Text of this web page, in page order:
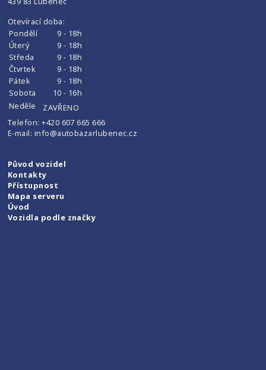
Otevírací doba:
Pondělí
9 - 18h
Úterý
9 - 18h
Středa
9 - 18h
Čtvrtek
9 - 18h
Pátek
9 - 18h
Sobota
10 - 16h
Neděle
ZAVŘENO
Telefon:+420 607 665 666
E-mail: info@autobazarlubenec.cz
Původ vozidel
Kontakty
Přístupnost
Mapa serveru
Úvod
Vozidla podle značky